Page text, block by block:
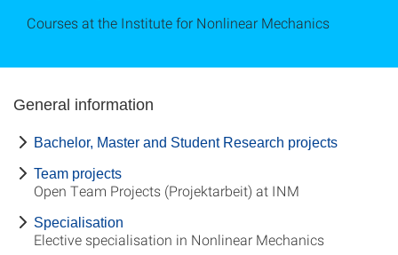
Courses at the Institute for Nonlinear Mechanics
General information
Bachelor, Master and Student Research projects
Team projects
Open Team Projects (Projektarbeit) at INM
Specialisation
Elective specialisation in Nonlinear Mechanics